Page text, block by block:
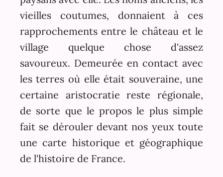
vieilles coutumes, donnaient à ces
rapprochements entre le château et le
village quelque chose d'assez
savoureux. Demeurée en contact avec
les terres où elle était souveraine, une
certaine aristocratie reste régionale,
de sorte que le propos le plus simple
fait se dérouler devant nos yeux toute
une carte historique et géographique
de l'histoire de France.